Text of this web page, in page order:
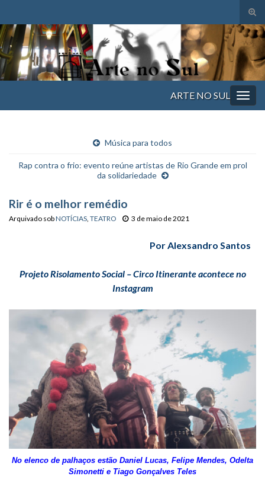
de
Search for:
ARTE NO SUL
Música para todos
Rap contra o frio: evento reúne artistas de Rio Grande em prol
da solidariedade
Rir é o melhor remédio
Arquivado sobNOTÍCIAS TEATRO 3 de maio de 2021
Por Alexsandro Santos
Projeto Risolamento Social – Circo Itinerante acontece no
Instagram
No elenco de palhaços estão Daniel Lucas, Felipe Mendes, Odelta
Simonetti e Tiago Gonçalves Teles